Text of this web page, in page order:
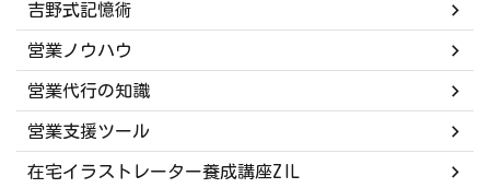
吉野式記憶術
営業ノウハウ
営業代行の知識
営業支援ツール
在宅イラストレーター養成講座ZIL